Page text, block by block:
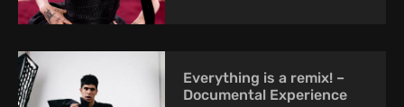
Everything is a remix! –
Documental Experience